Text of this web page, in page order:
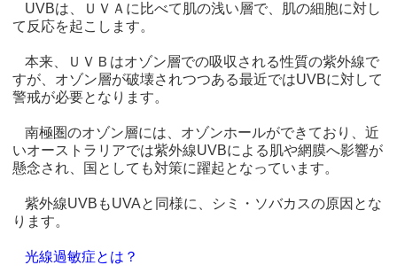
UVBは、ＵＶＡに比べて肌の浅い層で、肌の細胞に対し
て反応を起こします。
本来、ＵＶＢはオゾン層での吸収される性質の紫外線で
すが、オゾン層が破壊されつつある最近ではUVBに対して
警戒が必要となります。
南極圏のオゾン層には、オゾンホールができており、近
いオーストラリアでは紫外線UVBによる肌や網膜へ影響が
懸念され、国としても対策に躍起となっています。
紫外線UVBもUVAと同様に、シミ・ソバカスの原因とな
ります。
光線過敏症とは？